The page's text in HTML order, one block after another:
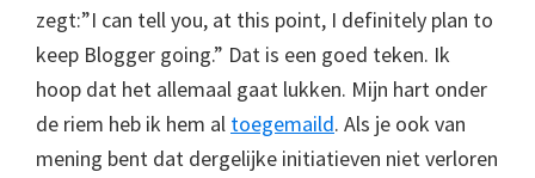
zegt:”I can tell you, at this point, I definitely plan to
keep Blogger going.” Dat is een goed teken. Ik
hoop dat het allemaal gaat lukken. Mijn hart onder
de riem heb ik hem al toegemaild. Als je ook van
mening bent dat dergelijke initiatieven niet verloren